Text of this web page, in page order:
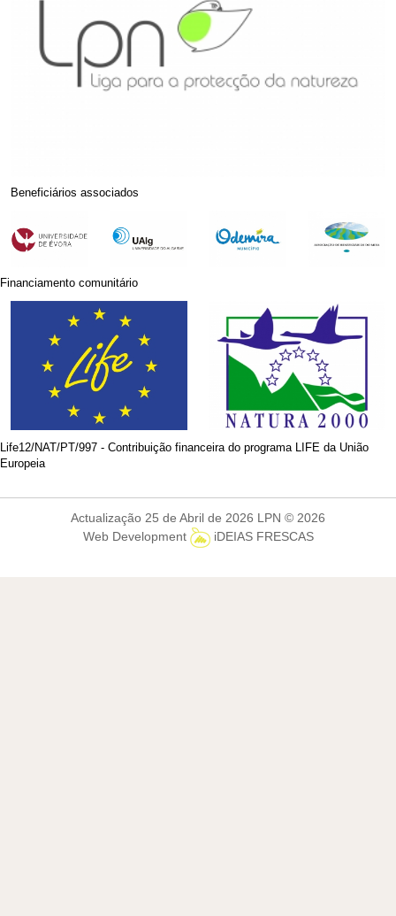
Beneficiários associados
Financiamento comunitário
Life12/NAT/PT/997 - Contribuição financeira do programa LIFE da União
Europeia
Actualização 25 de Abril de 2026 LPN © 2026
Web Development
iDEIAS FRESCAS